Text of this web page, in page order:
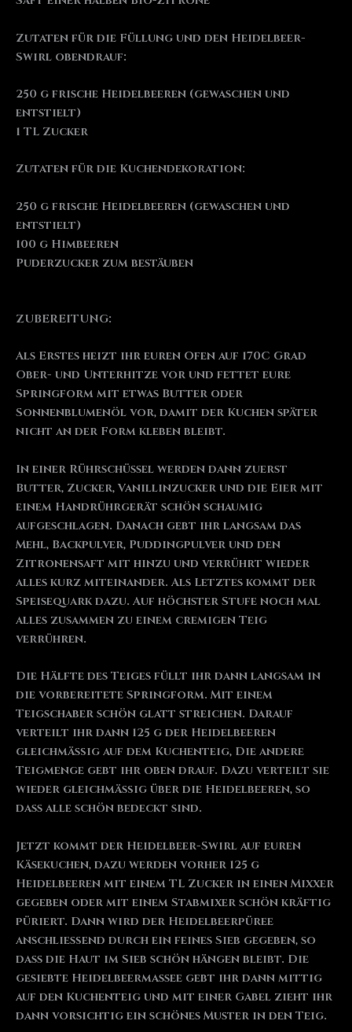
Zutaten für die Füllung und den Heidelbeer-
Swirl obendrauf:
250 g frische Heidelbeeren (gewaschen und
entstielt)
1 TL Zucker
Zutaten für die Kuchendekoration:
250 g frische Heidelbeeren (gewaschen und
entstielt)
100 g Himbeeren
Puderzucker zum bestäuben
ZUBEREITUNG:
Als Erstes heizt ihr euren Ofen auf 170C Grad
Ober- und Unterhitze vor und fettet eure
Springform mit etwas Butter oder
Sonnenblumenöl vor, damit der Kuchen später
nicht an der Form kleben bleibt.
In einer Rührschüssel werden dann zuerst
Butter, Zucker, Vanillinzucker und die Eier mit
einem Handrührgerät schön schaumig
aufgeschlagen. Danach gebt ihr langsam das
Mehl, Backpulver, Puddingpulver und den
Zitronensaft mit hinzu und verrührt wieder
alles kurz miteinander. Als Letztes kommt der
Speisequark dazu. Auf höchster Stufe noch mal
alles zusammen zu einem cremigen Teig
verrühren.
Die Hälfte des Teiges füllt ihr dann langsam in
die vorbereitete Springform. Mit einem
Teigschaber schön glatt streichen. Darauf
verteilt ihr dann 125 g der Heidelbeeren
gleichmäßig auf dem Kuchenteig, Die andere
Teigmenge gebt ihr oben drauf. Dazu verteilt sie
wieder gleichmäßig über die Heidelbeeren, so
dass alle schön bedeckt sind.
Jetzt kommt der Heidelbeer-Swirl auf euren
Käsekuchen, dazu werden vorher 125 g
Heidelbeeren mit einem TL Zucker in einen Mixxer
gegeben oder mit einem Stabmixer schön kräftig
püriert. Dann wird der Heidelbeerpüree
anschließend durch ein feines Sieb gegeben, so
dass die Haut im Sieb schön hängen bleibt. Die
gesiebte Heidelbeermassee gebt ihr dann mittig
auf den Kuchenteig und mit einer Gabel zieht ihr
dann vorsichtig ein schönes Muster in den Teig.